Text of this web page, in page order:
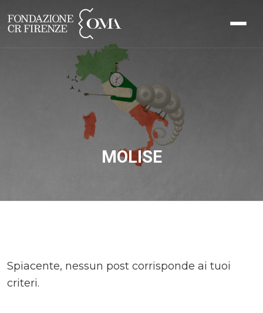
MOLISE
Spiacente, nessun post corrisponde ai tuoi
criteri.